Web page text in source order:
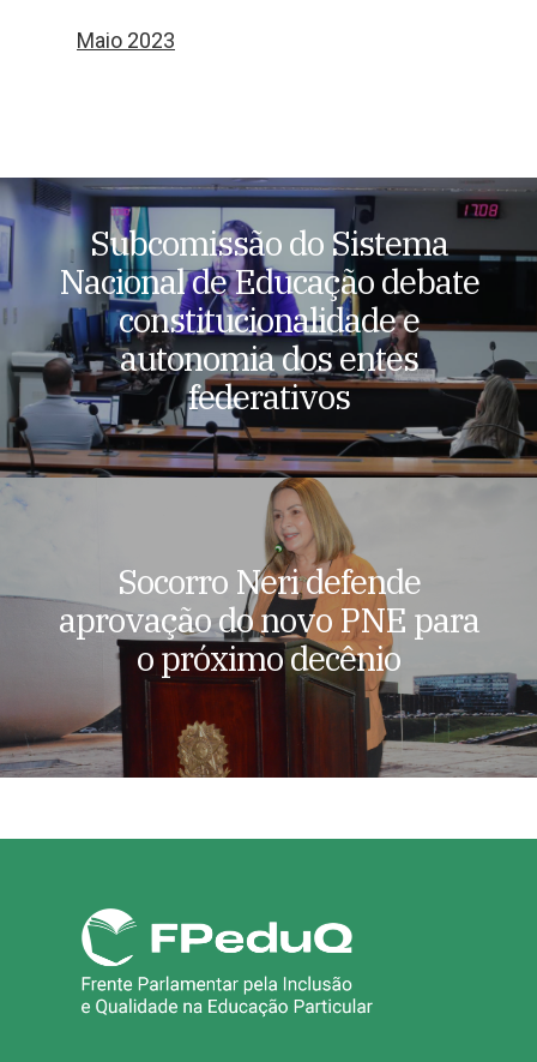
Maio 2023
Subcomissão do Sistema
Nacional de Educação debate
constitucionalidade e
autonomia dos entes
federativos
Socorro Neri defende
aprovação do novo PNE para
o próximo decênio